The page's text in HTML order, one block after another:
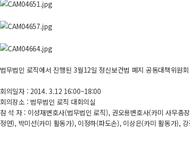
법무법인 로직에서 진행된 3월12일 정신보건법 폐지 공동대책위원
회의일자 : 2014. 3.12 16:00~18:00
회의장소 : 법무법인 로직 대회의실
참 석 자 : 이성재변호사(법무법인 로직), 권오용변호사(카미 사무
정연), 박미선(카미 활동가), 이정하(파도손), 이상은(카미 활동가),